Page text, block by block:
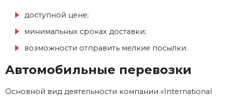
доступной цене;
минимальных сроках доставки;
возможности отправить мелкие посылки.
Автомобильные перевозки
Основной вид деятельности компании «International